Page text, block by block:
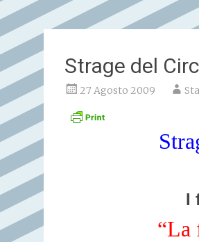
Strage del
27 Agosto 2009
I
“La